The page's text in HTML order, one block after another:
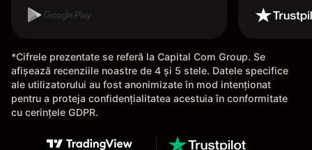
*Cifrele prezentate se referă la Capital Com Group. Se
afișează recenziile noastre de 4 și 5 stele. Datele specifice
ale utilizatorului au fost anonimizate în mod intenționat
pentru a proteja confidențialitatea acestuia în conformitate
cu cerințele GDPR.